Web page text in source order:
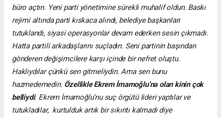
büro açtın. Yeni parti yönetimine sürekli muhalif oldun. Baskı
rejimi altında parti kıskaca alındı, belediye başkanları
tutuklandı, siyasi operasyonlar devam ederken sesin çıkmadı.
Hatta partili arkadaşlarını suçladın. Seni partinin başından
gönderen değişimcilere karşı içinde bir nefret oluştu.
Haklıydılar çünkü sen gitmeliydin. Ama sen bunu
hazmedemedin. Özellikle Ekrem İmamoğlu’na olan kinin çok
belliydi. Ekrem İmamoğlu’nu suç örgütü lideri yaptılar ve
tutukladılar, kurtulduk artık bir sıkıntı kalmadı diye